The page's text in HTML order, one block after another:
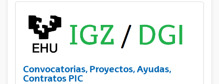
Convocatorias, Proyectos, Ayudas,
Contratos PIC